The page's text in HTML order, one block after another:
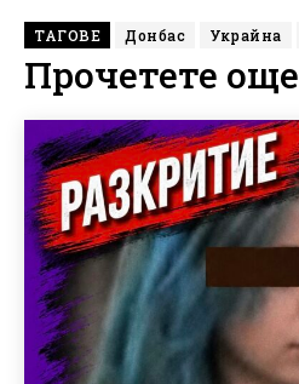
ТАГОВЕ Донбас Украйна
Прочетете още